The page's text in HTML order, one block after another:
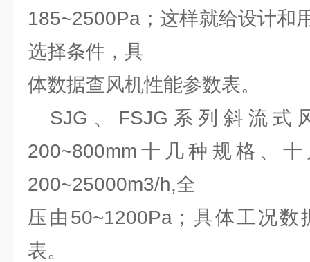
185~2500Pa；这样就给设计和
选择条件，具
体数据查风机性能参数表。
SJG、FSJG系列斜流式
200~800mm十几种规格、
200~25000m3/h,全
压由50~1200Pa；具体工况
表。